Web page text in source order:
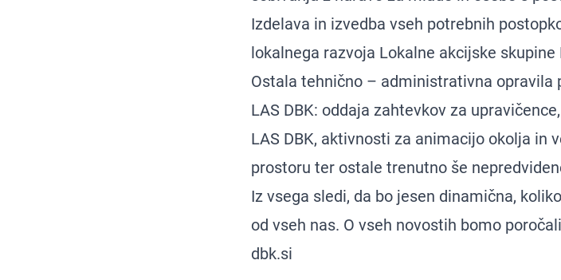
Izdelava in izvedba vseh potrebnih
lokalnega razvoja Lokalne akcijske
Ostala tehnično – administrativna opravila
LAS DBK: oddaja zahtevkov za
LAS DBK, aktivnosti za animacijo okolja in
prostoru ter ostale trenutno še
Iz vsega sledi, da bo jesen dinamična,
od vseh nas. O vseh novostih bomo
dbk.si